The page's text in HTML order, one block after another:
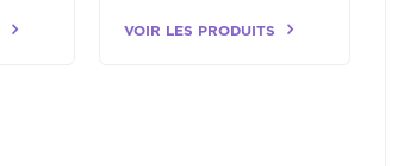
VOIR LES PRODUITS